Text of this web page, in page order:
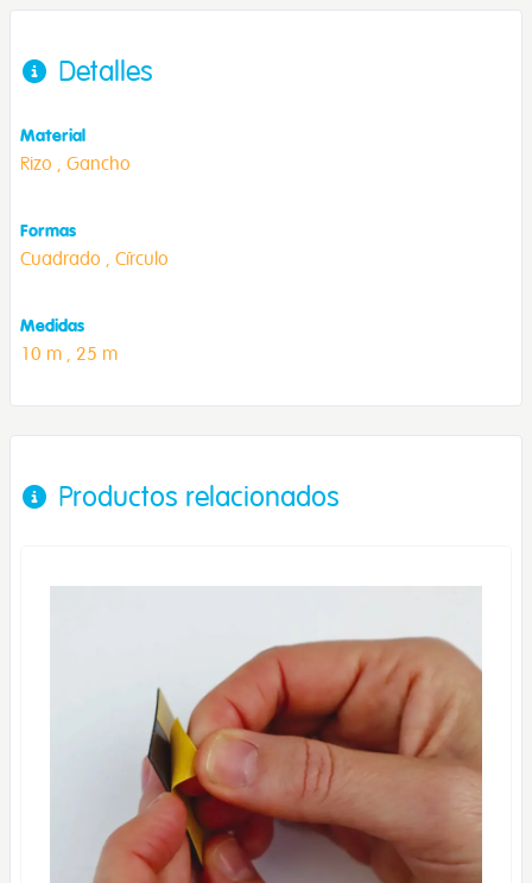
Detalles
Material
Rizo , Gancho
Formas
Cuadrado , Círculo
Medidas
10 m , 25 m
Productos relacionados